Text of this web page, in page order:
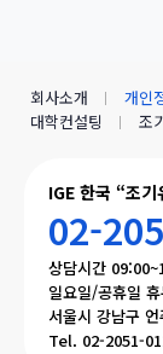
IGE 한국 “조
02-
상담시간
일요일/공휴일
서울시 강남구
Tel. 02-2051-
회사소개 개인
대학컨설팅
조